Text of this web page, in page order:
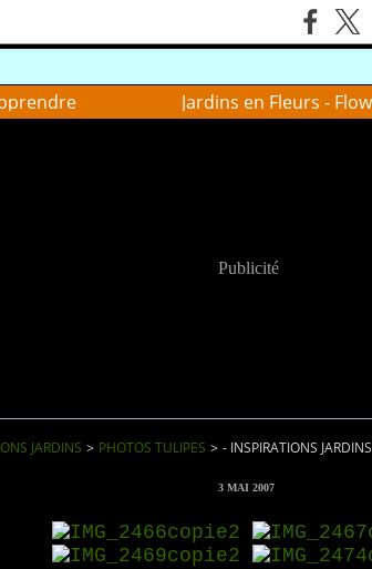
Publicité
JARDINS > PHOTOS TULIPES > - INSPIRATIONS JARDINS
3 MAI 2007